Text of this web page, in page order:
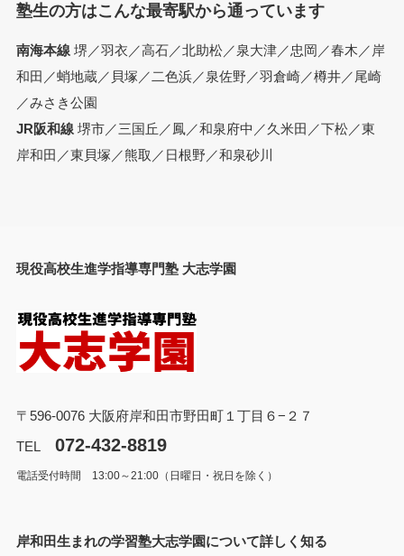
塾生の方はこんな最寄駅から通っています
南海本線堺／羽衣／高石／北助松／泉大津／忠岡／春木／岸
和田／蛸地蔵／貝塚／二色浜／泉佐野／羽倉崎／樽井／尾崎
／みさき公園
JR阪和線堺市／三国丘／鳳／和泉府中／久米田／下松／東
岸和田／東貝塚／熊取／日根野／和泉砂川
現役高校生進学指導専門塾 大志学園
〒596-0076 大阪府岸和田市野田町１丁目６−２７
TEL 072-432-8819
電話受付時間 13:00～21:00（日曜日・祝日を除く）
岸和田生まれの学習塾大志学園について詳しく知る